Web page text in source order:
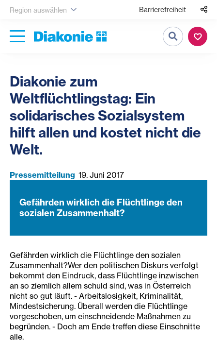
Region auswählen Barrierefreiheit
Suche
Diakonie zum
Weltflüchtlingstag: Ein
solidarisches Sozialsystem
hilft allen und kostet nicht die
Welt.
Pressemitteilung 19. Juni 2017
Gefährden wirklich die Flüchtlinge den
sozialen Zusammenhalt?
Gefährden wirklich die Flüchtlinge den sozialen
Zusammenhalt?Wer den politischen Diskurs verfolgt
bekommt den Eindruck, dass Flüchtlinge inzwischen
an so ziemlich allem schuld sind, was in Österreich
nicht so gut läuft. - Arbeitslosigkeit, Kriminalität,
Mindestsicherung. Überall werden die Flüchtlinge
vorgeschoben, um einschneidende Maßnahmen zu
begründen. - Doch am Ende treffen diese Einschnitte
alle.